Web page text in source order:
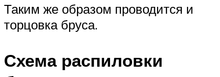
Таким же образом проводится и
торцовка бруса.
Схема распиловки